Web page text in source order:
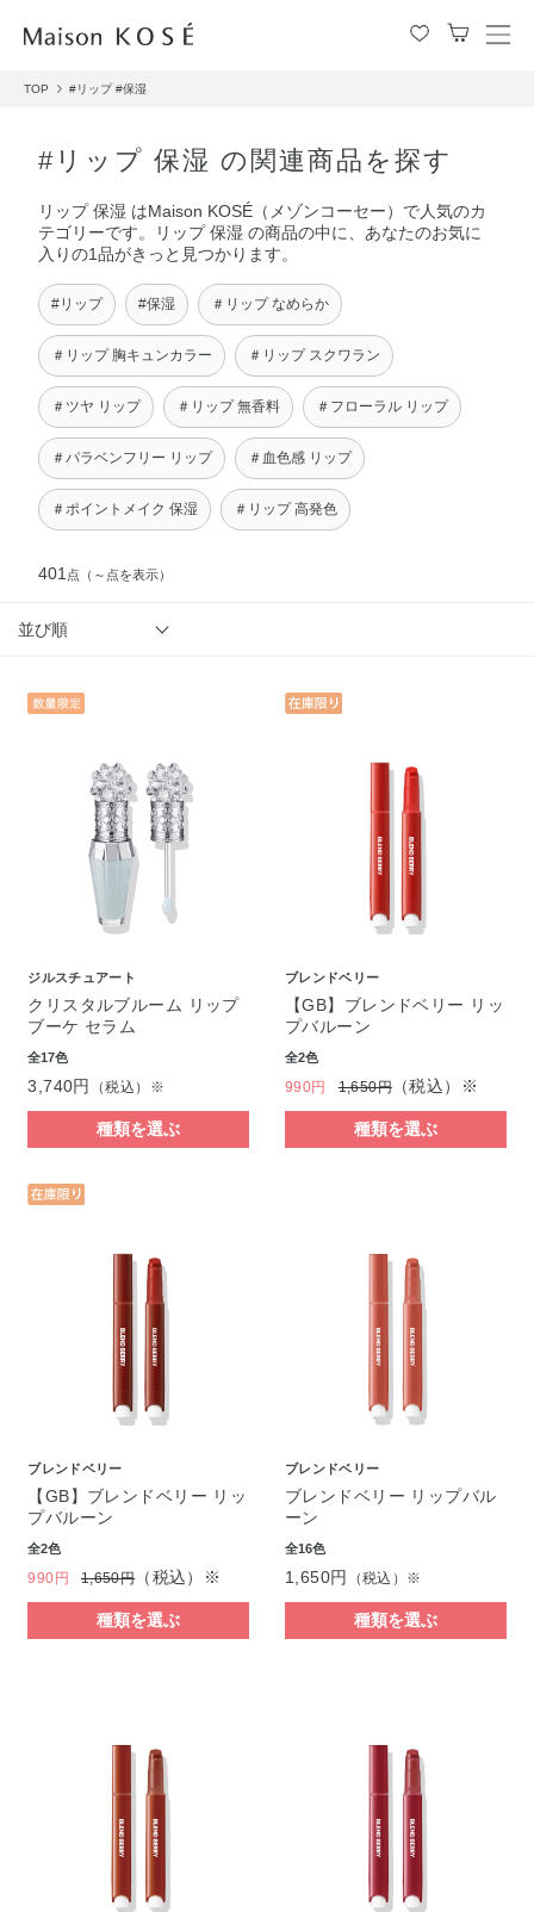
メ
TOP #リップ #保湿
#リップ 保湿 の関連商品を探す
リップ 保湿 はMaison KOSÉ（メゾンコーセー）で人気のカ
テゴリーです。リップ 保湿 の商品の中に、あなたのお気に
入りの1品がきっと見つかります。
#リップ #保湿 ＃リップ なめらか
＃リップ 胸キュンカラー ＃リップ スクワラン
＃ツヤ リップ ＃リップ 無香料 ＃フローラル リップ
＃パラベンフリー リップ ＃血色感 リップ
＃ポイントメイク 保湿 ＃リップ 高発色
401 点 （～点を表示）
並び順
ジルスチュアート
クリスタルブルーム リップ
ブーケ セラム
全17色
3,740円 （税込）※
種類を選ぶ
ブレンドベリー
【GB】ブレンドベリー リッ
プバルーン
全2色
990円 1,650円（税込）※
種類を選ぶ
ブレンドベリー
【GB】ブレンドベリー リッ
プバルーン
全2色
990円 1,650円（税込）※
種類を選ぶ
ブレンドベリー
ブレンドベリー リップバル
ーン
全16色
1,650円 （税込）※
種類を選ぶ